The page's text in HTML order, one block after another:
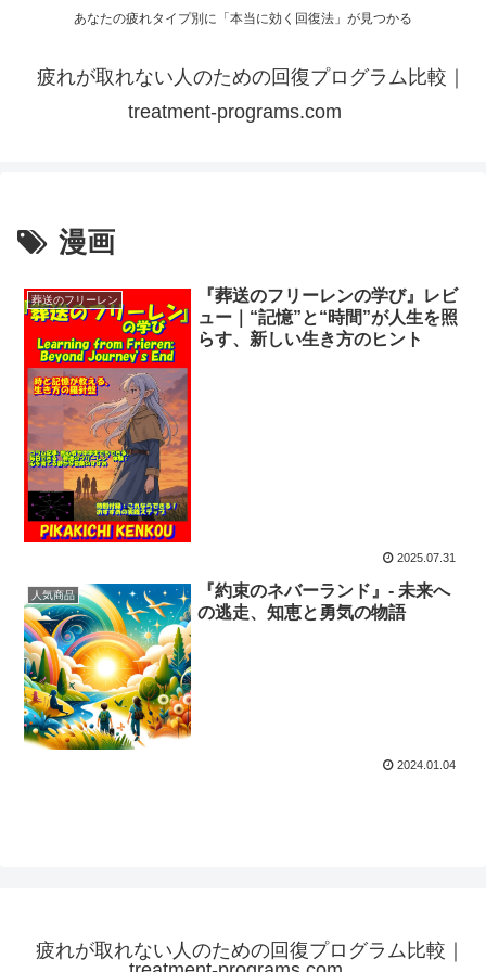
あなたの疲れタイプ別に「本当に効く回復法」が見つかる
疲れが取れない人のための回復プログラム比較｜
treatment-programs.com
漫画
葬送のフリーレン
『葬送のフリーレンの学び』レビ
ュー｜“記憶”と“時間”が人生を照
らす、新しい生き方のヒント
2025.07.31
人気商品
『約束のネバーランド』- 未来へ
の逃走、知恵と勇気の物語
2024.01.04
疲れが取れない人のための回復プログラム比較｜